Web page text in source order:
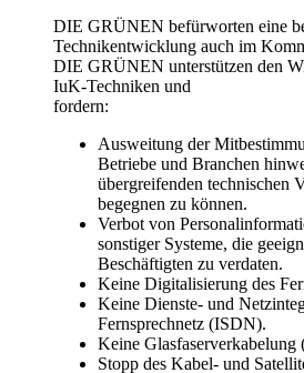
DIE GRÜNEN befürworten eine
Technikentwicklung auch im
DIE GRÜNEN unterstützen den
IuK-Techniken und
fordern:
Ausweitung der
Betriebe und Branchen
übergreifenden technischen
begegnen zu können.
Verbot von
sonstiger Systeme, die
Beschäftigten zu verdaten.
Keine Digitalisierung des
Keine Dienste- und
Fernsprechnetz (ISDN).
Keine
Stopp des Kabel- und